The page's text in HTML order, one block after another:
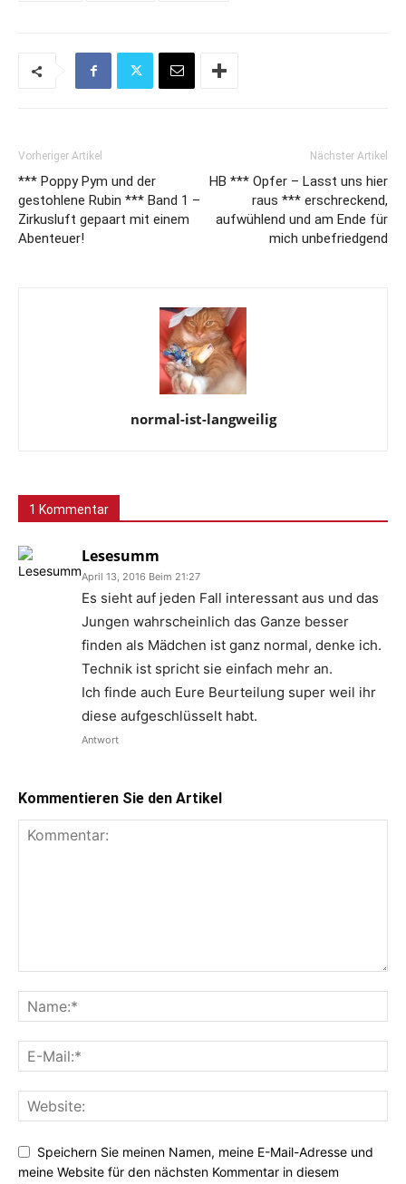
Vorheriger Artikel
*** Poppy Pym und der
gestohlene Rubin *** Band 1 –
Zirkusluft gepaart mit einem
Abenteuer!
Nächster Artikel
HB *** Opfer – Lasst uns hier
raus *** erschreckend,
aufwühlend und am Ende für
mich unbefriedgend
normal-ist-langweilig
1 Kommentar
Lesesumm
April 13, 2016 Beim 21:27
Es sieht auf jeden Fall interessant aus und das
Jungen wahrscheinlich das Ganze besser
finden als Mädchen ist ganz normal, denke ich.
Technik ist spricht sie einfach mehr an.
Ich finde auch Eure Beurteilung super weil ihr
diese aufgeschlüsselt habt.
Antwort
Kommentieren Sie den Artikel
Speichern Sie meinen Namen, meine E-Mail-Adresse und
meine Website für den nächsten Kommentar in diesem